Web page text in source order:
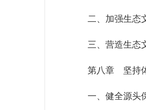
二、加强生态
三、营造生态
第八章 坚持体
一、健全源头